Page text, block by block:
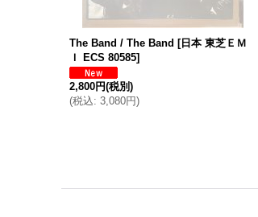
The Band / The Band [日本 東芝ＥＭ
Ｉ ECS 80585]
2,800円(税別)
(税込: 3,080円)